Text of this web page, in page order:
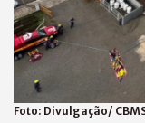
Foto: Divulgação/